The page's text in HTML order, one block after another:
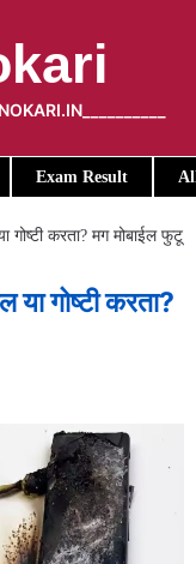
Exam Result
गोष्टी करता? मग मोबाईल फुटू
या गोष्टी करता?